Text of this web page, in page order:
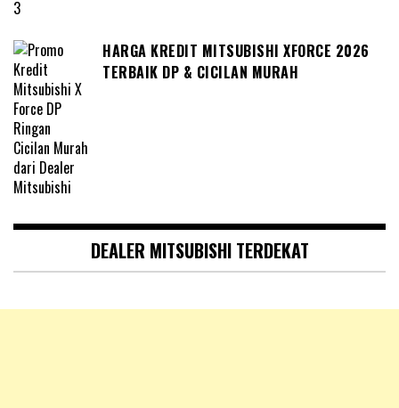
HARGA KREDIT MITSUBISHI XFORCE 2026
TERBAIK DP & CICILAN MURAH
DEALER MITSUBISHI TERDEKAT